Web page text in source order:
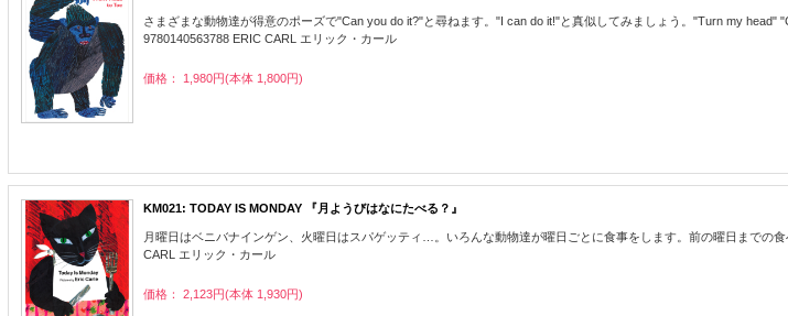
さまざまな動物達が得意のポーズで"Can you do it?"と尋ねます。"I can do it!"と真似してみましょう。"Turn my
9780140563788 ERIC CARL エリック・カール
価格： 1,980円(本体 1,800円)
KM021: TODAY IS MONDAY 『月ようびはなにたべる？』
月曜日はベニバナインゲン、火曜日はスパゲッティ…。いろんな動物達が曜日ごとに食事をします。前の曜日まで
CARL エリック・カール
価格： 2,123円(本体 1,930円)